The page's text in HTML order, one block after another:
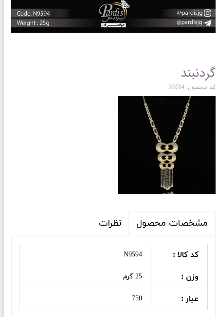
گردنبند
کد محصول: N9594
مشخصات محصول نظرات
کد کالا : N9594
وزن : 25 گرم
عیار : 750